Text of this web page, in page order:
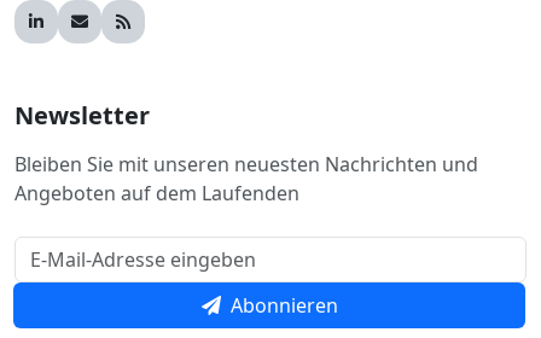
Newsletter
Bleiben Sie mit unseren neuesten Nachrichten und
Angeboten auf dem Laufenden
Abonnieren